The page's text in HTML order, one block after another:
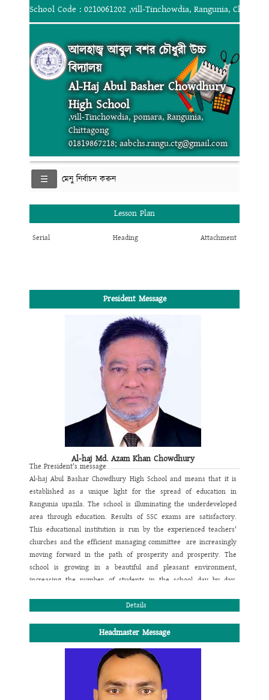
School Code : 0210061202 ,vill-Tinchowdia, Rangunia,
আলহাজ্ব আবুল বশর চৌধুরী উচ্চ
বিদ্যালয়
Al-Haj Abul Basher Chowdhury
High School
,vill-Tinchowdia, pomara, Rangunia,
Chittagong
01819867218; aabchs.rangu.ctg@gmail.com
মেনু নির্বাচন করুন
Lesson Plan
Serial Heading Attachment
President Message
Al-haj Md. Azam Khan Chowdhury
The President's message
Al-haj Abul Bashar Chowdhury High School and means that it is
established as a unique light for the spread of education in
Rangunia upazila.The school is illuminating the underdeveloped
area through education. Results of SSC exams are satisfactory.
This educational institution is run by the experienced teachers'
churches and the efficient managing committee are increasingly
moving forward in the path of prosperity and prosperity. The
school is growing in a beautiful and pleasant environment,
increasing the number of students in the school day by day.
the regular number of students is increasing. There is a beautiful
perform regular functioning and library requirements. The
number of students in the school is higher due to the increase in
rural education- Under the system, the school is one of the
I wish overall success of the school.
Details
Headmaster Message